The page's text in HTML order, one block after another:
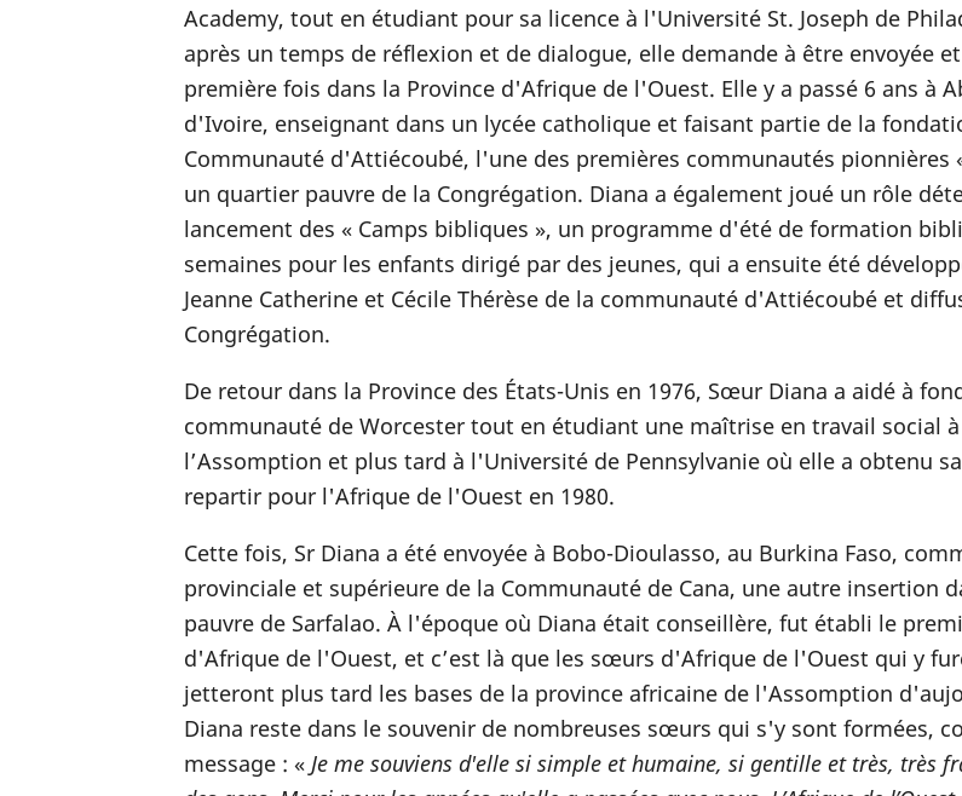
Academy, tout en étudiant pour sa licence à l'Université St. Joseph de
après un temps de réflexion et de dialogue, elle demande à être envoyée
première fois dans la Province d'Afrique de l'Ouest. Elle y a passé 6 ans à
d'Ivoire, enseignant dans un lycée catholique et faisant partie de la
Communauté d'Attiécoubé, l'une des premières communautés pionnières
un quartier pauvre de la Congrégation. Diana a également joué un rôle
lancement des « Camps bibliques », un programme d'été de formation
semaines pour les enfants dirigé par des jeunes, qui a ensuite été
Jeanne Catherine et Cécile Thérèse de la communauté d'Attiécoubé et
Congrégation.
De retour dans la Province des États-Unis en 1976, Sœur Diana a aidé à
communauté de Worcester tout en étudiant une maîtrise en travail social
l’Assomption et plus tard à l'Université de Pennsylvanie où elle a obtenu
repartir pour l'Afrique de l'Ouest en 1980.
Cette fois, Sr Diana a été envoyée à Bobo-Dioulasso, au Burkina Faso,
provinciale et supérieure de la Communauté de Cana, une autre insertion
pauvre de Sarfalao. À l'époque où Diana était conseillère, fut établi le
d'Afrique de l'Ouest, et c’est là que les sœurs d'Afrique de l'Ouest qui y
jetteront plus tard les bases de la province africaine de l'Assomption
Diana reste dans le souvenir de nombreuses sœurs qui s'y sont formées,
message : «Je me souviens d'elle si simple et humaine, si gentille et très, très